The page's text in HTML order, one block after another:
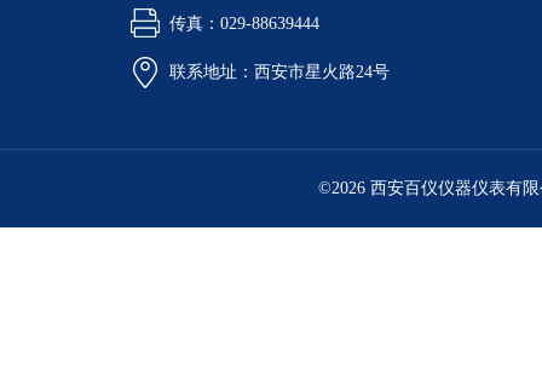
传真：029-88639444
联系地址：西安市星火路24号
©2026 西安百仪仪器仪表有